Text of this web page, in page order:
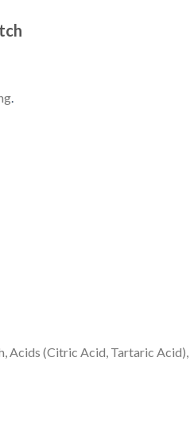
.
Acids (Citric Acid, Tartaric Acid),